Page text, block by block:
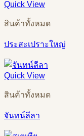
Quick View
สินค้าทั้งหมด
ประสะเปราะใหญ่
Quick View
สินค้าทั้งหมด
จันทน์ลีลา